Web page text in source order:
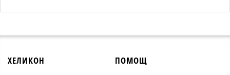
ХЕЛИКОН ПОМОЩ